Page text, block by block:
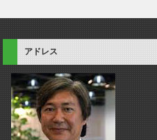
アドレス